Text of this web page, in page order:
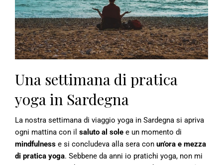
Una settimana di pratica
yoga in Sardegna
La nostra settimana di viaggio yoga in Sardegna si apriva
ogni mattina con il saluto al sole e un momento di
mindfulness e si concludeva alla sera con un’ora e mezza
di pratica yoga. Sebbene da anni io pratichi yoga, non mi